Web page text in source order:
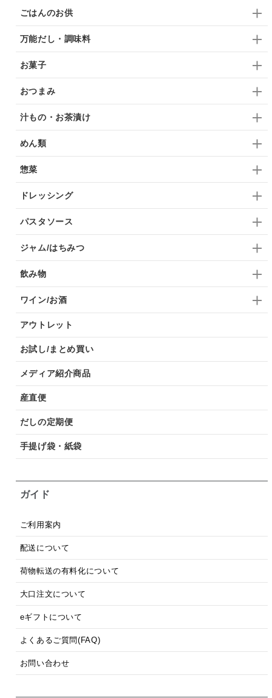
ごはんのお供
万能だし・調味料
お菓子
おつまみ
汁もの・お茶漬け
めん類
惣菜
ドレッシング
パスタソース
ジャム/はちみつ
飲み物
ワイン/お酒
アウトレット
お試し/まとめ買い
メディア紹介商品
産直便
だしの定期便
手提げ袋・紙袋
ガイド
ご利用案内
配送について
荷物転送の有料化について
大口注文について
eギフトについて
よくあるご質問(FAQ)
お問い合わせ